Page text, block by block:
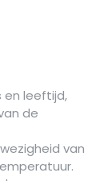
en leeftijd,
de
van